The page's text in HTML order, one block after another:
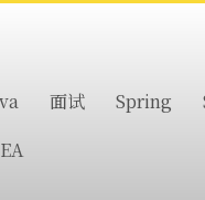
面试 Spring